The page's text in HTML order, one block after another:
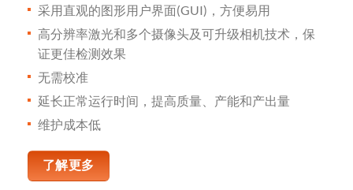
采用直观的图形用户界面(GUI)，方便易用
高分辨率激光和多个摄像头及可升级相机技术，保
证更佳检测效果
无需校准
延长正常运行时间，提高质量、产能和产出量
维护成本低
了解更多